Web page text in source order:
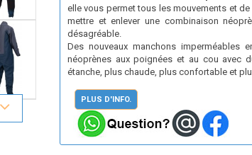
elle vous permet tous les mouvements et
mettre et enlever une combinaison
désagréable.
Des nouveaux manchons
néoprènes aux poignées et au cou avec
étanche, plus chaude, plus confortable et
PLUS D'INFO.